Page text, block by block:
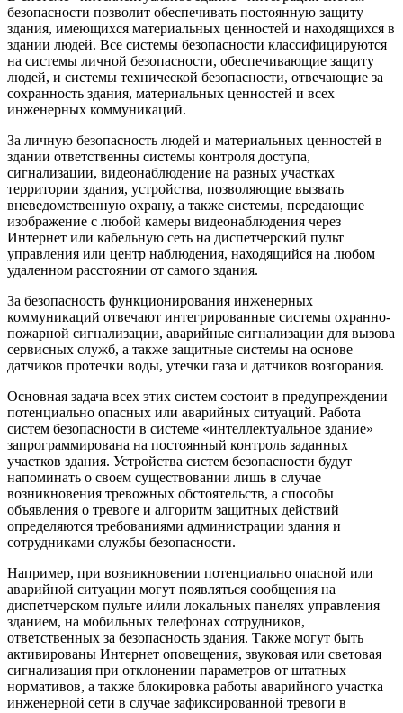
безопасности позволит обеспечивать постоянную защиту
здания, имеющихся материальных ценностей и находящихся в
здании людей. Все системы безопасности классифицируются
на системы личной безопасности, обеспечивающие защиту
людей, и системы технической безопасности, отвечающие за
сохранность здания, материальных ценностей и всех
инженерных коммуникаций.
За личную безопасность людей и материальных ценностей в
здании ответственны системы контроля доступа,
сигнализации, видеонаблюдение на разных участках
территории здания, устройства, позволяющие вызвать
вневедомственную охрану, а также системы, передающие
изображение с любой камеры видеонаблюдения через
Интернет или кабельную сеть на диспетчерский пульт
управления или центр наблюдения, находящийся на любом
удаленном расстоянии от самого здания.
За безопасность функционирования инженерных
коммуникаций отвечают интегрированные системы охранно-
пожарной сигнализации, аварийные сигнализации для вызова
сервисных служб, а также защитные системы на основе
датчиков протечки воды, утечки газа и датчиков возгорания.
Основная задача всех этих систем состоит в предупреждении
потенциально опасных или аварийных ситуаций. Работа
систем безопасности в системе «интеллектуальное здание»
запрограммирована на постоянный контроль заданных
участков здания. Устройства систем безопасности будут
напоминать о своем существовании лишь в случае
возникновения тревожных обстоятельств, а способы
объявления о тревоге и алгоритм защитных действий
определяются требованиями администрации здания и
сотрудниками службы безопасности.
Например, при возникновении потенциально опасной или
аварийной ситуации могут появляться сообщения на
диспетчерском пульте и/или локальных панелях управления
зданием, на мобильных телефонах сотрудников,
ответственных за безопасность здания. Также могут быть
активированы Интернет оповещения, звуковая или световая
сигнализация при отклонении параметров от штатных
нормативов, а также блокировка работы аварийного участка
инженерной сети в случае зафиксированной тревоги в